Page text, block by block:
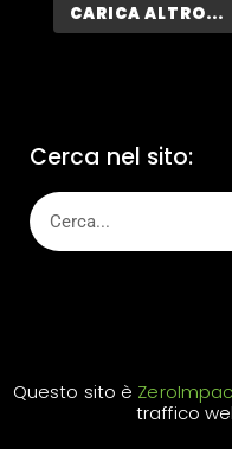
CARICA ALTRO...
Cerca nel sito:
Questo sito è
traffico